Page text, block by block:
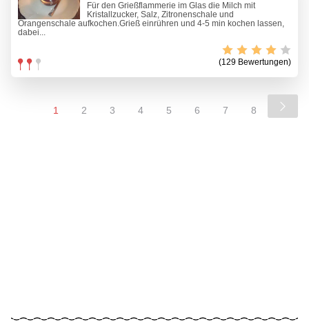
Für den Grießflammerie im Glas die Milch mit
Kristallzucker, Salz, Zitronenschale und
Orangenschale aufkochen.Grieß einrühren und 4-5 min kochen lassen,
dabei...
(129 Bewertungen)
1 2 3 4 5 6 7 8